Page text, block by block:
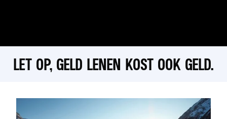
LET OP, GELD LENEN KOST OOK GELD.